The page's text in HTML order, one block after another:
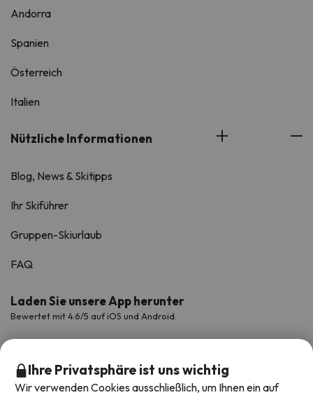
Andorra
Spanien
Österreich
Italien
Nützliche Informationen
Blog, News & Skitipps
Ihr Skiführer
Gruppen-Skiurlaub
FAQ
Laden Sie unsere App herunter
Bewertet mit 4.6/5 auf iOS und Android.
Ihre Privatsphäre ist uns wichtig
Wir verwenden Cookies ausschließlich, um Ihnen ein auf